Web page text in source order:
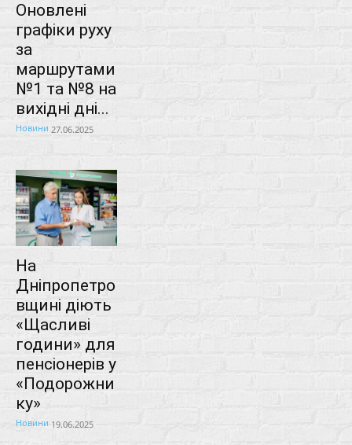
Оновлені
графіки руху
за
маршрутами
№1 та №8 на
вихідні дні...
Новини 27.06.2025
На
Дніпропетро
вщині діють
«Щасливі
години» для
пенсіонерів у
«Подорожни
ку»
Новини 19.06.2025